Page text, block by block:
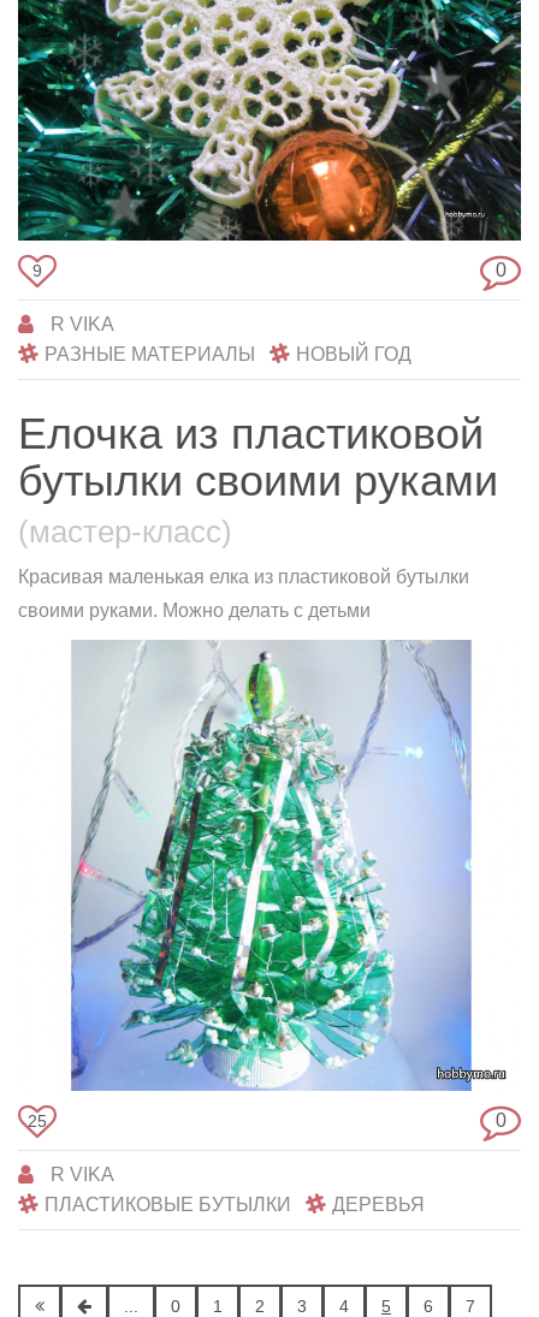
9 0
R VIKA
РАЗНЫЕ МАТЕРИАЛЫ
НОВЫЙ ГОД
Елочка из пластиковой
бутылки своими руками
(мастер-класс)
Красивая маленькая елка из пластиковой бутылки
своими руками. Можно делать с детьми
25 0
R VIKA
ПЛАСТИКОВЫЕ БУТЫЛКИ
ДЕРЕВЬЯ
0 1 2 3 4 5 6 7